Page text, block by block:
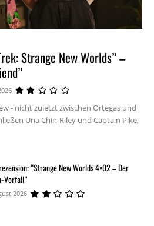
Strange New Worlds” –
- nicht zuletzt zwischen Ortegas und
Una Chin-Riley und Captain Pike,
“Strange New Worlds 4×02 – Der
Vorfall”
2026